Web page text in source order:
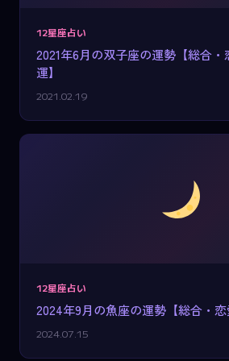
12星座占い
2021年6月の双子座の運勢【総合
運】
2021.02.19
12星座占い
2024年9月の魚座の運勢【総合・恋
2024.07.15